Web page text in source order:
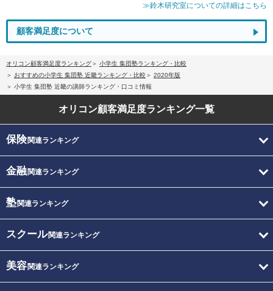
≫鈴木研究室についての詳細はこちら
顧客満足度について
オリコン顧客満足度ランキング
小学生 集団塾ランキング・比較
おすすめの小学生 集団塾 近畿ランキング・比較
2020年版
小学生 集団塾 近畿の講師ランキング・口コミ情報
オリコン顧客満足度ランキング一覧
保険関連ランキング
金融関連ランキング
塾関連ランキング
スクール関連ランキング
美容関連ランキング